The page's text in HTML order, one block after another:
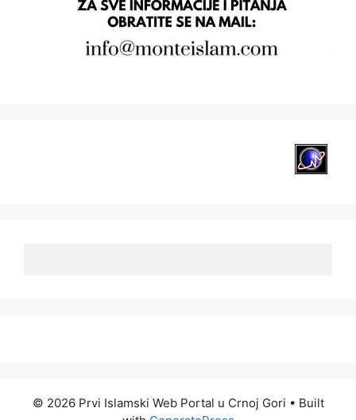
© 2026 Prvi Islamski Web Portal u Crnoj Gori • Built